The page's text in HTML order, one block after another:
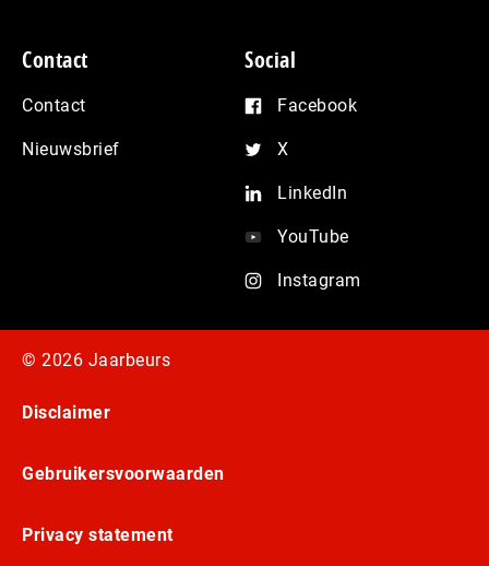
Contact
Contact
Nieuwsbrief
Social
Facebook
X
LinkedIn
YouTube
Instagram
© 2026 Jaarbeurs
Disclaimer
Gebruikersvoorwaarden
Privacy statement